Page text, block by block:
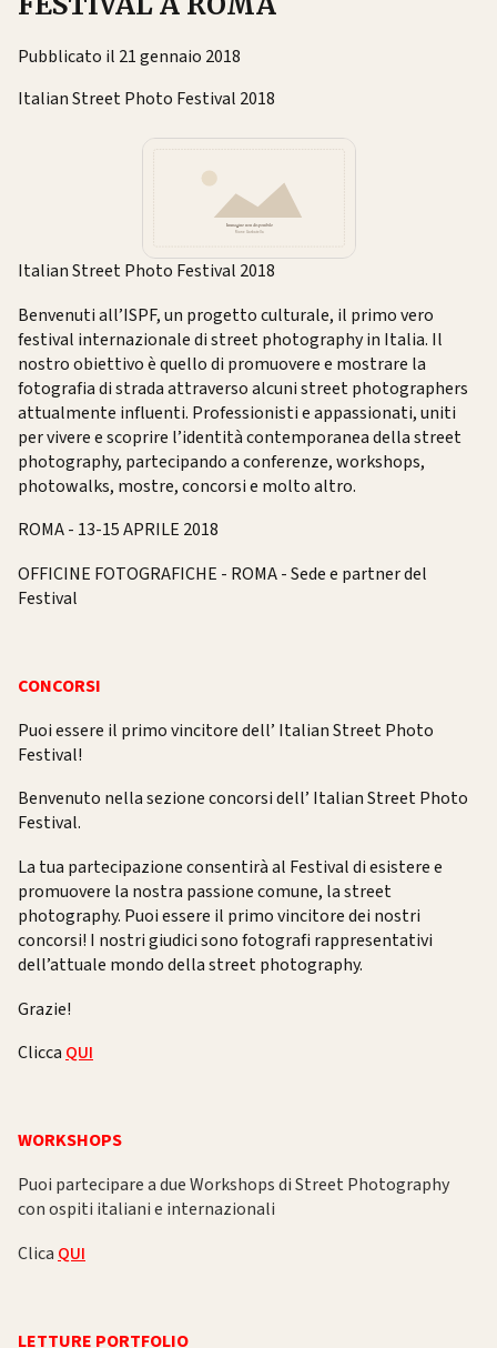
Pubblicato il 21 gennaio 2018
Italian Street Photo Festival 2018
Italian Street Photo Festival 2018
Benvenuti all’ISPF, un progetto culturale, il primo vero
festival internazionale di street photography in Italia. Il
nostro obiettivo è quello di promuovere e mostrare la
fotografia di strada attraverso alcuni street photographers
attualmente influenti. Professionisti e appassionati, uniti
per vivere e scoprire l’identità contemporanea della street
photography, partecipando a conferenze, workshops,
photowalks, mostre, concorsi e molto altro.
ROMA - 13-15 APRILE 2018
OFFICINE FOTOGRAFICHE - ROMA - Sede e partner del
Festival
CONCORSI
Puoi essere il primo vincitore dell’ Italian Street Photo
Festival!
Benvenuto nella sezione concorsi dell’ Italian Street Photo
Festival.
La tua partecipazione consentirà al Festival di esistere e
promuovere la nostra passione comune, la street
photography. Puoi essere il primo vincitore dei nostri
concorsi! I nostri giudici sono fotografi rappresentativi
dell’attuale mondo della street photography.
Grazie!
Clicca QUI
WORKSHOPS
Puoi partecipare a due Workshops di Street Photography
con ospiti italiani e internazionali
Clica QUI
LETTURE PORTFOLIO